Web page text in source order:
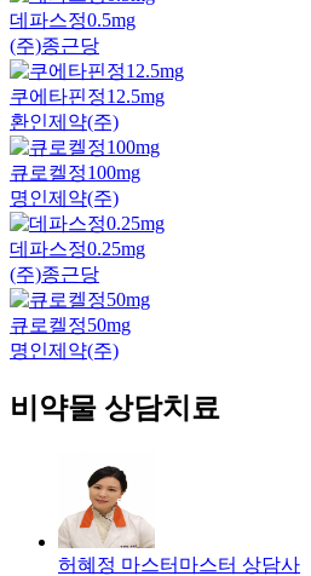
데파스정0.5mg
(주)종근당
쿠에타핀정12.5mg
환인제약(주)
큐로켈정100mg
명인제약(주)
데파스정0.25mg
(주)종근당
큐로켈정50mg
명인제약(주)
비약물 상담치료
허혜정 마스터 마스터 상담사